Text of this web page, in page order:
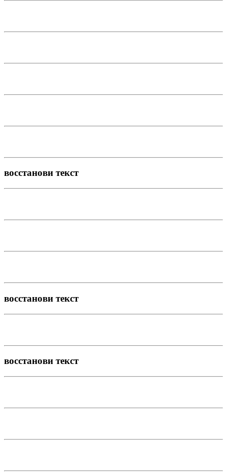
восстанови текст
восстанови текст
восстанови текст